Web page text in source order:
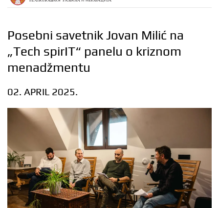
Posebni savetnik Jovan Milić na
„Tech spirIT“ panelu o kriznom
menadžmentu
02. APRIL 2025.